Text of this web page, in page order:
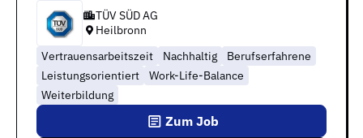
TÜV SÜD AG
Heilbronn
Vertrauensarbeitszeit
Nachhaltig
Berufserfahrene
Leistungsorientiert
Work-Life-Balance
Weiterbildung
Zum Job